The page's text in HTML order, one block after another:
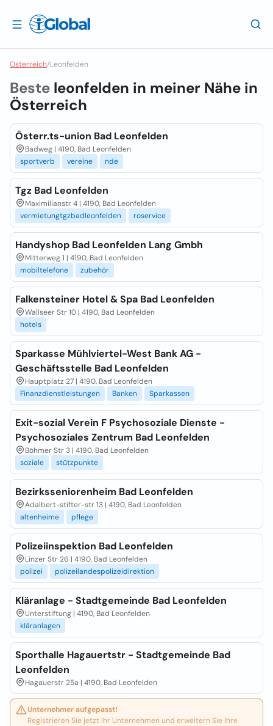
Osterreich/Leonfelden
Beste leonfelden in meiner Nähe in
Österreich
Österr.ts-union Bad Leonfelden
Badweg | 4190, Bad Leonfelden
sportverb
vereine nde
Tgz Bad Leonfelden
Maximilianstr 4 | 4190, Bad Leonfelden
vermietungtgzbadleonfelden
roservice
Handyshop Bad Leonfelden Lang Gmbh
Mitterweg 1 | 4190, Bad Leonfelden
mobiltelefone
zubehör
Falkensteiner Hotel & Spa Bad Leonfelden
Wallseer Str 10 | 4190, Bad Leonfelden
hotels
Sparkasse Mühlviertel-West Bank AG -
Geschäftsstelle Bad Leonfelden
Hauptplatz 27 | 4190, Bad Leonfelden
Finanzdienstleistungen
Banken Sparkassen
Exit-sozial Verein F Psychosoziale Dienste -
Psychosoziales Zentrum Bad Leonfelden
Böhmer Str 3 | 4190, Bad Leonfelden
soziale
stützpunkte
Bezirksseniorenheim Bad Leonfelden
Adalbert-stifter-str 13 | 4190, Bad Leonfelden
altenheime
pflege
Polizeiinspektion Bad Leonfelden
Linzer Str 26 | 4190, Bad Leonfelden
polizei
polizeilandespolizeidirektion
Kläranlage - Stadtgemeinde Bad Leonfelden
Unterstiftung | 4190, Bad Leonfelden
kläranlagen
Sporthalle Hagauertstr - Stadtgemeinde Bad
Leonfelden
Hagauerstr 25a | 4190, Bad Leonfelden
Unternehmer aufgepasst!
Registrieren Sie jetzt Ihr Unternehmen und erweitern Sie Ihre